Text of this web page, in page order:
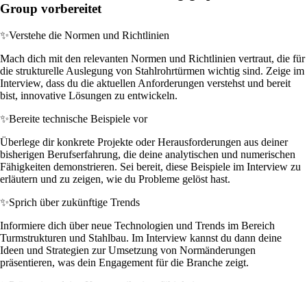
Group vorbereitet
✨Verstehe die Normen und Richtlinien
Mach dich mit den relevanten Normen und Richtlinien vertraut, die für
die strukturelle Auslegung von Stahlrohrtürmen wichtig sind. Zeige im
Interview, dass du die aktuellen Anforderungen verstehst und bereit
bist, innovative Lösungen zu entwickeln.
✨Bereite technische Beispiele vor
Überlege dir konkrete Projekte oder Herausforderungen aus deiner
bisherigen Berufserfahrung, die deine analytischen und numerischen
Fähigkeiten demonstrieren. Sei bereit, diese Beispiele im Interview zu
erläutern und zu zeigen, wie du Probleme gelöst hast.
✨Sprich über zukünftige Trends
Informiere dich über neue Technologien und Trends im Bereich
Turmstrukturen und Stahlbau. Im Interview kannst du dann deine
Ideen und Strategien zur Umsetzung von Normänderungen
präsentieren, was dein Engagement für die Branche zeigt.